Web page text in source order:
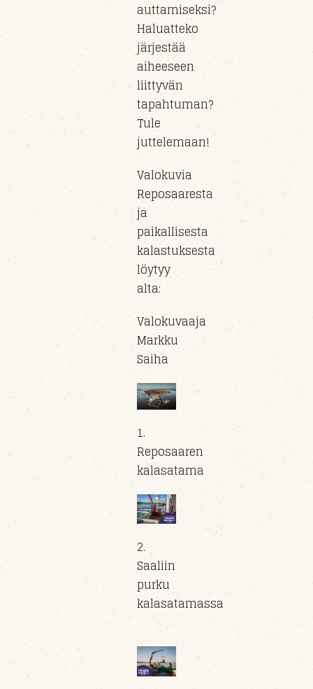
auttamiseksi?
Haluatteko
järjestää
aiheeseen
liittyvän
tapahtuman?
Tule
juttelemaan!
Valokuvia
Reposaaresta
ja
paikallisesta
kalastuksesta
löytyy
alta:
Valokuvaaja
Markku
Saiha
1.
Reposaaren
kalasatama
2.
Saaliin
purku
kalasatamassa